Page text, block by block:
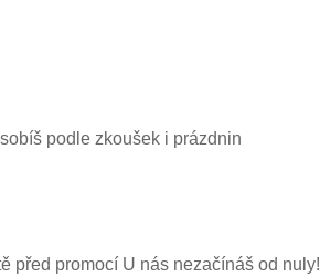
podle zkoušek i prázdnin
před promocí U nás nezačínáš od nuly!